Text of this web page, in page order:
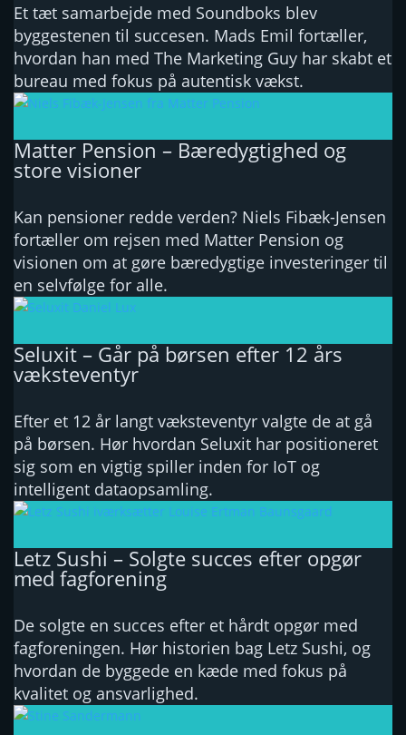
Et tæt samarbejde med Soundboks blev
byggestenen til succesen. Mads Emil fortæller,
hvordan han med The Marketing Guy har skabt et
bureau med fokus på autentisk vækst.
Matter Pension – Bæredygtighed og
store visioner
Kan pensioner redde verden? Niels Fibæk-Jensen
fortæller om rejsen med Matter Pension og
visionen om at gøre bæredygtige investeringer til
en selvfølge for alle.
Seluxit – Går på børsen efter 12 års
væksteventyr
Efter et 12 år langt væksteventyr valgte de at gå
på børsen. Hør hvordan Seluxit har positioneret
sig som en vigtig spiller inden for IoT og
intelligent dataopsamling.
Letz Sushi – Solgte succes efter opgør
med fagforening
De solgte en succes efter et hårdt opgør med
fagforeningen. Hør historien bag Letz Sushi, og
hvordan de byggede en kæde med fokus på
kvalitet og ansvarlighed.